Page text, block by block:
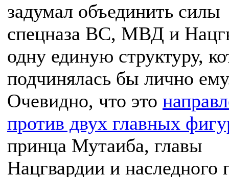
задумал объединить силы
спецназа ВС, МВД и
одну единую структуру,
подчинялась бы лично
Очевидно, что это
против двух главных
принца Мутаиба, главы
Нацгвардии и наследного